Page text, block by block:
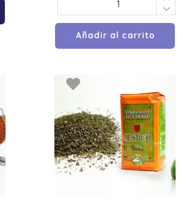
Añadir al carrito